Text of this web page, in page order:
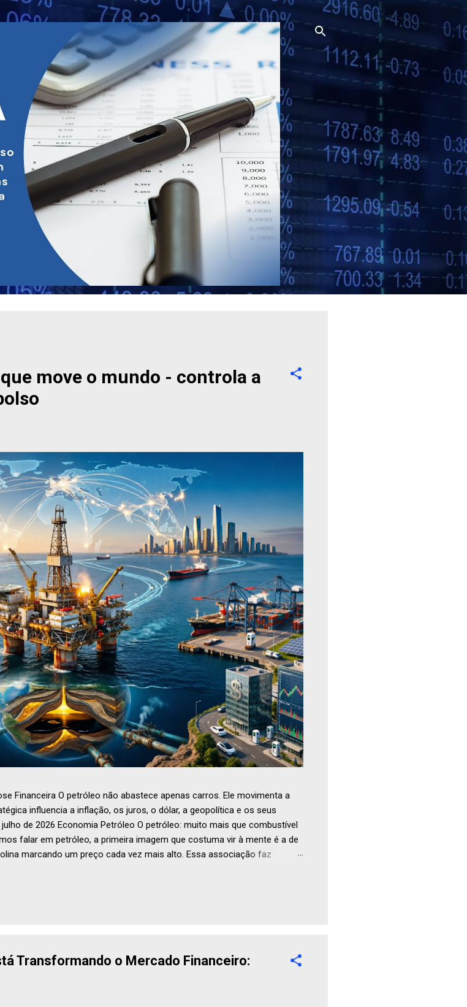
para o conteúdo principal
move o mundo - controla a
Financeira O petróleo não abastece apenas carros. Ele movimenta a
influencia a inflação, os juros, o dólar, a geopolítica e os seus
de 2026 Economia Petróleo O petróleo: muito mais que combustível
falar em petróleo, a primeira imagem que costuma vir à mente é a de
marcando um preço cada vez mais alto. Essa associação faz
Transformando o Mercado Financeiro: